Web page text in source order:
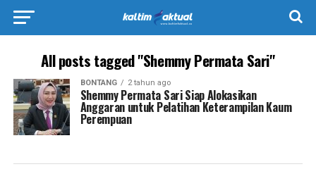
All posts tagged "Shemmy Permata Sari"
BONTANG 2 tahun ago
Shemmy Permata Sari Siap Alokasikan
Anggaran untuk Pelatihan Keterampilan Kaum
Perempuan